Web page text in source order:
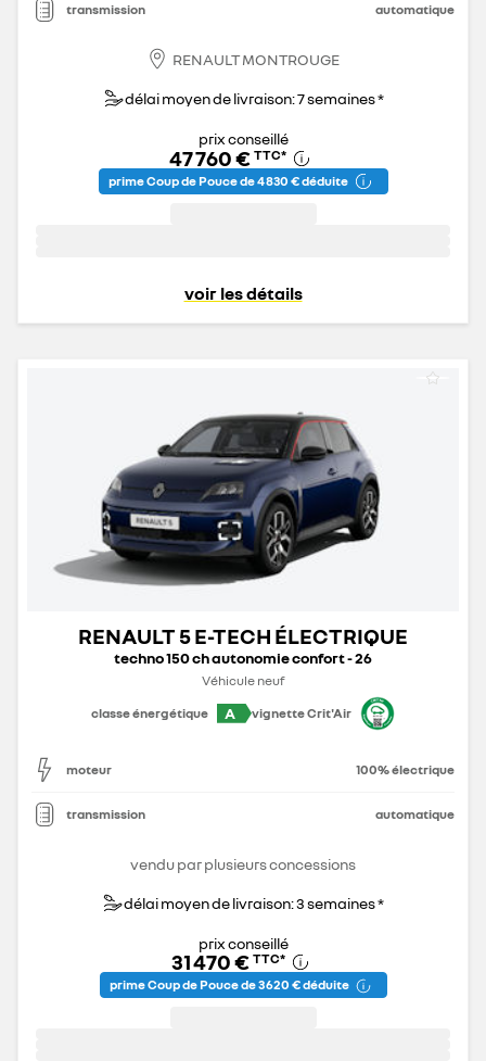
transmission automatique
RENAULT MONTROUGE
délai moyen de livraison: 7 semaines *
prix conseillé
47 760 € TTC*
prime Coup de Pouce de 4 830 € déduite
voir les détails
RENAULT 5 E-TECH ÉLECTRIQUE
techno 150 ch autonomie confort - 26
Véhicule neuf
classe énergétique
A vignette Crit'Air
moteur 100% électrique
transmission automatique
vendu par plusieurs concessions
délai moyen de livraison: 3 semaines *
prix conseillé
31 470 € TTC*
prime Coup de Pouce de 3 620 € déduite